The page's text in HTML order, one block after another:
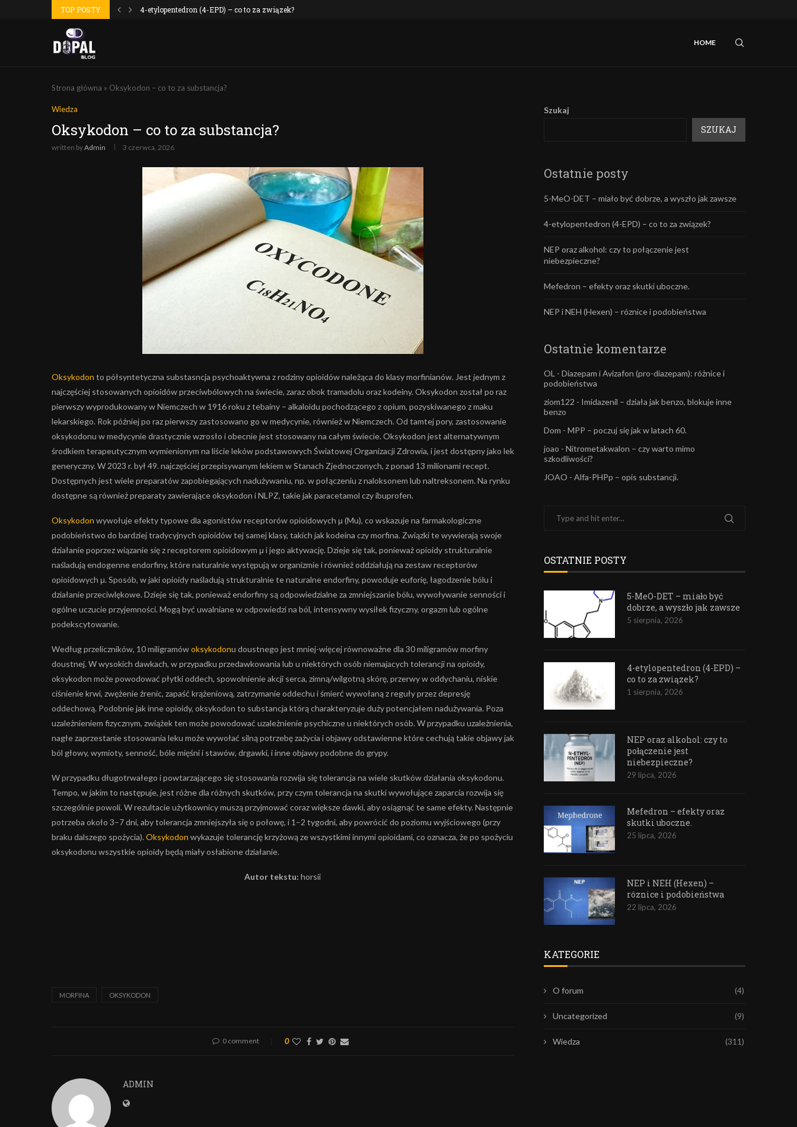
TOP POSTY 4-etylopentedron (4-EPD) – co to za związek?
HOME
Strona główna » Oksykodon – co to za substancja?
Wiedza
Oksykodon – co to za substancja?
written byAdmin 3 czerwca, 2026
Oksykodon to półsyntetyczna substasncja psychoaktywna z rodziny opioidów należąca do klasy morfinianów. Jest jednym z
najczęściej stosowanych opioidów przeciwbólowych na świecie, zaraz obok tramadolu oraz kodeiny. Oksykodon został po raz
pierwszy wyprodukowany w Niemczech w 1916 roku z tebainy – alkaloidu pochodzącego z opium, pozyskiwanego z maku
lekarskiego. Rok później po raz pierwszy zastosowano go w medycynie, również w Niemczech. Od tamtej pory, zastosowanie
oksykodonu w medycynie drastycznie wzrosło i obecnie jest stosowany na całym świecie. Oksykodon jest alternatywnym
środkiem terapeutycznym wymienionym na liście leków podstawowych Światowej Organizacji Zdrowia, i jest dostępny jako lek
generyczny. W 2023 r. był 49. najczęściej przepisywanym lekiem w Stanach Zjednoczonych, z ponad 13 milionami recept.
Dostępnych jest wiele preparatów zapobiegających nadużywaniu, np. w połączeniu z naloksonem lub naltreksonem. Na rynku
dostępne są również preparaty zawierające oksykodon i NLPZ, takie jak paracetamol czy ibuprofen.
Oksykodon wywołuje efekty typowe dla agonistów receptorów opioidowych μ (Mu), co wskazuje na farmakologiczne
podobieństwo do bardziej tradycyjnych opioidów tej samej klasy, takich jak kodeina czy morfina. Związki te wywierają swoje
działanie poprzez wiązanie się z receptorem opioidowym μ i jego aktywację. Dzieje się tak, ponieważ opioidy strukturalnie
naśladują endogenne endorfiny, które naturalnie występują w organizmie i również oddziałują na zestaw receptorów
opioidowych μ. Sposób, w jaki opioidy naśladują strukturalnie te naturalne endorfiny, powoduje euforię, łagodzenie bólu i
działanie przeciwlękowe. Dzieje się tak, ponieważ endorfiny są odpowiedzialne za zmniejszanie bólu, wywoływanie senności i
ogólne uczucie przyjemności. Mogą być uwalniane w odpowiedzi na ból, intensywny wysiłek fizyczny, orgazm lub ogólne
podekscytowanie.
Według przeliczników, 10 miligramówoksykodonu doustnego jest mniej-więcej równoważne dla 30 miligramów morfiny
doustnej. W wysokich dawkach, w przypadku przedawkowania lub u niektórych osób niemajacych tolerancji na opioidy,
oksykodon może powodować płytki oddech, spowolnienie akcji serca, zimną/wilgotną skórę, przerwy w oddychaniu, niskie
ciśnienie krwi, zwężenie źrenic, zapaść krążeniową, zatrzymanie oddechu i śmierć wywołaną z reguły przez depresję
oddechową. Podobnie jak inne opioidy, oksykodon to substancja którą charakteryzuje duży potencjałem nadużywania. Poza
uzależnieniem fizycznym, zwiążek ten może powodować uzależnienie psychiczne u niektórych osób. W przypadku uzależnienia,
nagłe zaprzestanie stosowania leku może wywołać silną potrzebę zażycia i objawy odstawienne które cechują takie objawy jak
ból głowy, wymioty, senność, bóle mięśni i stawów, drgawki, i inne objawy podobne do grypy.
W przypadku długotrwałego i powtarzającego się stosowania rozwija się tolerancja na wiele skutków działania oksykodonu.
Tempo, w jakim to następuje, jest różne dla różnych skutków, przy czym tolerancja na skutki wywołujące zaparcia rozwija się
szczególnie powoli. W rezultacie użytkownicy muszą przyjmować coraz większe dawki, aby osiągnąć te same efekty. Następnie
potrzeba około 3–7 dni, aby tolerancja zmniejszyła się o połowę, i 1–2 tygodni, aby powrócić do poziomu wyjściowego (przy
braku dalszego spożycia). Oksykodon wykazuje tolerancję krzyżową ze wszystkimi innymi opioidami, co oznacza, że po spożyciu
oksykodonu wszystkie opioidy będą miały osłabione działanie.
Autor tekstu: horsii
MORFINA OKSYKODON
0 comment 0
ADMIN
Szukaj
SZUKAJ
Ostatnie posty
5-MeO-DET – miało być dobrze, a wyszło jak zawsze
4-etylopentedron (4-EPD) – co to za związek?
NEP oraz alkohol: czy to połączenie jest
niebezpieczne?
Mefedron – efekty oraz skutki uboczne.
NEP i NEH (Hexen) – róznice i podobieństwa
Ostatnie komentarze
OL - Diazepam i Avizafon (pro-diazepam): różnice i
podobieństwa
ziom122 - Imidazenil – działa jak benzo, blokuje inne
benzo
Dom - MPP – poczuj się jak w latach 60.
joao - Nitrometakwalon – czy warto mimo
szkodliwości?
JOAO - Alfa-PHPp – opis substancji.
OSTATNIE POSTY
5-MeO-DET – miało być
dobrze, a wyszło jak zawsze
5 sierpnia, 2026
4-etylopentedron (4-EPD) –
co to za związek?
1 sierpnia, 2026
NEP oraz alkohol: czy to
połączenie jest
niebezpieczne?
29 lipca, 2026
Mefedron – efekty oraz
skutki uboczne.
25 lipca, 2026
NEP i NEH (Hexen) –
róznice i podobieństwa
22 lipca, 2026
KATEGORIE
O forum (4)
Uncategorized (9)
Wiedza (311)